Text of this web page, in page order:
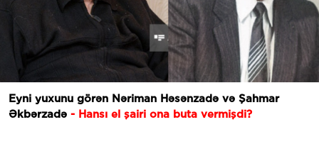
Eyni yuxunu görən Nəriman Həsənzadə və Şahmar
Əkbərzadə - Hansı el şairi ona buta vermişdi?